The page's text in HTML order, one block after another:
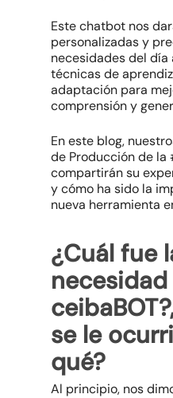
Estechatbot nos
personalizadas y
necesidades del día
técnicas de
adaptación para
comprensión y
En este blog,
de Producción de la
compartirán su
y cómo ha sido la
nueva herramienta
¿Cuál fue
se le
qué?
Al principio, nos